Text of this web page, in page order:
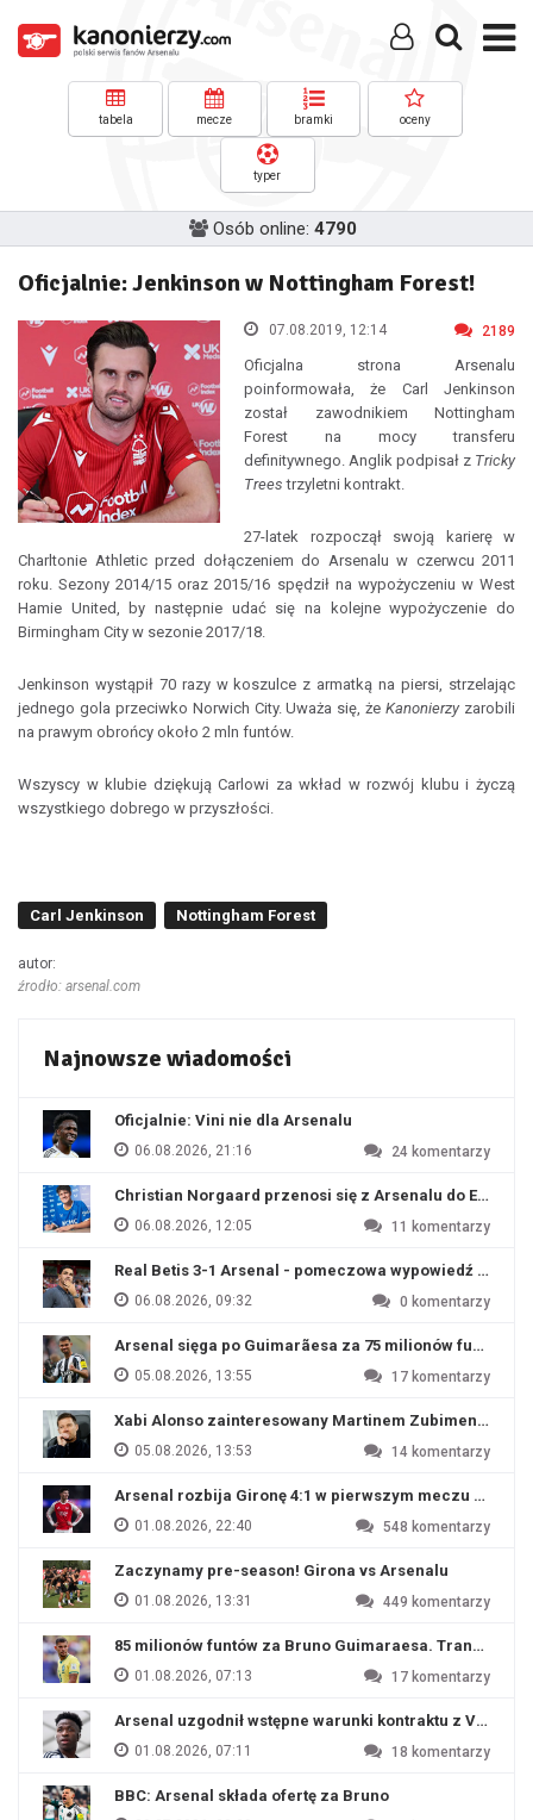
tabela mecze bramki oceny
typer
Osób online: 4790
Oficjalnie: Jenkinson w Nottingham Forest!
07.08.2019, 12:14 2189
Oficjalna strona Arsenalu
poinformowała, że Carl Jenkinson
został zawodnikiem Nottingham
Forest na mocy transferu
definitywnego. Anglik podpisał z Tricky
Trees trzyletni kontrakt.
27-latek rozpoczął swoją karierę w
Charltonie Athletic przed dołączeniem do Arsenalu w czerwcu 2011
roku. Sezony 2014/15 oraz 2015/16 spędził na wypożyczeniu w West
Hamie United, by następnie udać się na kolejne wypożyczenie do
Birmingham City w sezonie 2017/18.
Jenkinson wystąpił 70 razy w koszulce z armatką na piersi, strzelając
jednego gola przeciwko Norwich City. Uważa się, żeKanonierzyzarobili
na prawym obrońcy około 2 mln funtów.
Wszyscy w klubie dziękują Carlowi za wkład w rozwój klubu i życzą
wszystkiego dobrego w przyszłości.
Carl Jenkinson Nottingham Forest
autor:
źrodło: arsenal.com
Najnowsze wiadomości
Oficjalnie: Vini nie dla Arsenalu
06.08.2026, 21:16 24 komentarzy
Christian Norgaard przenosi się z Arsenalu do
06.08.2026, 12:05 11 komentarzy
Real Betis 3-1 Arsenal - pomeczowa wypowiedź Artety
06.08.2026, 09:32 0 komentarzy
Arsenal sięga po Guimarãesa za 75 milionów funtów
05.08.2026, 13:55 17 komentarzy
Xabi Alonso zainteresowany Martinem Zubimendim
05.08.2026, 13:53 14 komentarzy
Arsenal rozbija Gironę 4:1 w pierwszym meczu
01.08.2026, 22:40 548 komentarzy
Zaczynamy pre-season! Girona vs Arsenalu
01.08.2026, 13:31 449 komentarzy
85 milionów funtów za Bruno Guimaraesa. Transfer
01.08.2026, 07:13 17 komentarzy
Arsenal uzgodnił wstępne warunki kontraktu z
01.08.2026, 07:11 18 komentarzy
BBC: Arsenal składa ofertę za Bruno